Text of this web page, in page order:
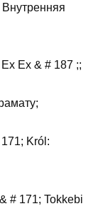
Ex & # 187 ;;
Król:
# 171; Tokkebi